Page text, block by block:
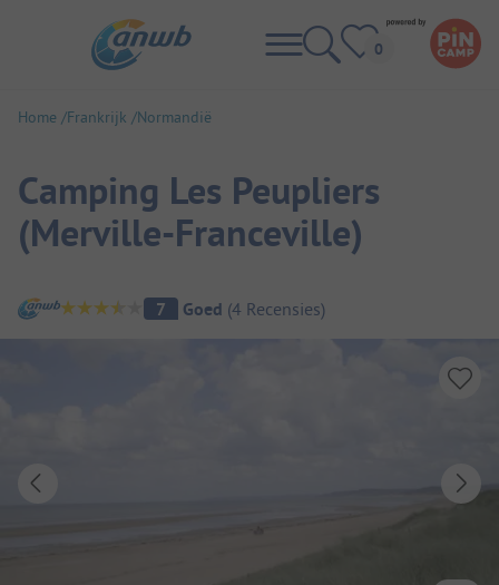
Home Frankrijk Normandië
Camping Les Peupliers
(Merville-Franceville)
Camping overzicht
7 Goed (4 Recensies)